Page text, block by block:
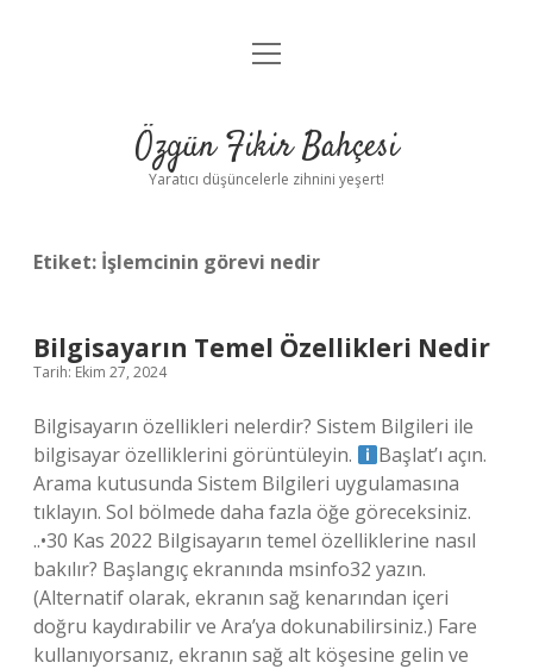
Anasayfa
Yasal Uyarı
menüyü
Özgün Fikir Bahçesi
Yaratıcı düşüncelerle zihnini yeşert!
Etiket: İşlemcinin görevi nedir
Bilgisayarın Temel Özellikleri Nedir
Tarih: Ekim 27, 2024
Bilgisayarın özellikleri nelerdir? Sistem Bilgileri ile
bilgisayar özelliklerini görüntüleyin.
Başlat’ı açın.
Arama kutusunda Sistem Bilgileri uygulamasına
tıklayın. Sol bölmede daha fazla öğe göreceksiniz.
..•30 Kas 2022 Bilgisayarın temel özelliklerine nasıl
bakılır? Başlangıç ​​ekranında msinfo32 yazın.
(Alternatif olarak, ekranın sağ kenarından içeri
doğru kaydırabilir ve Ara’ya dokunabilirsiniz.) Fare
kullanıyorsanız, ekranın sağ alt köşesine gelin ve